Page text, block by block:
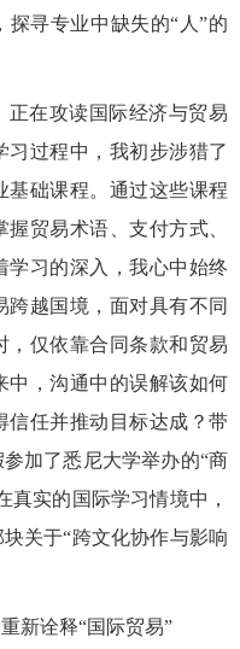
探寻专业中缺失的“人”的
正在攻读国际经济与贸易
过程中，我初步涉猎了
基础课程。通过这些课程
贸易术语、支付方式、
学习的深入，我心中始终
越国境，面对具有不同
，仅依靠合同条款和贸易
中，沟通中的误解该如何
信任并推动目标达成？带
加了悉尼大学举办的“商
真实的国际学习情境中，
关于“跨文化协作与影响
新诠释“国际贸易”